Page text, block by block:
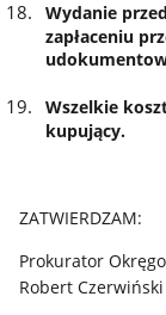
Wydanie
zapłaceniu
Wszelkie
kupujący.
ZATWIERDZAM:
Prokurator
Robert Czerwiński